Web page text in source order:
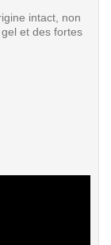
intact, non
et des fortes